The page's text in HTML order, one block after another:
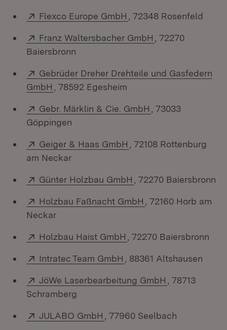
Extern:
Flexco Europe GmbH (Öffnet in neuem
, 72348 Rosenfeld
Extern:
Franz Waltersbacher GmbH (Öffnet in
, 72270
Baiersbronn
Extern:
Gebrüder Dreher Drehteile und Gasfedern
GmbH (Öffnet in neuem Fenster)
, 78592 Egesheim
Extern:
Gebr. Märklin & Cie. GmbH (Öffnet in neuem
, 73033
Göppingen
Extern:
Geiger & Haas GmbH (Öffnet in neuem
, 72108 Rottenburg
am Neckar
Extern:
Günter Holzbau GmbH (Öffnet in neuem
, 72270 Baiersbronn
Extern:
Holzbau Faßnacht GmbH (Öffnet in neuem
, 72160 Horb am
Neckar
Extern:
Holzbau Haist GmbH (Öffnet in neuem
, 72270 Baiersbronn
Extern:
Intratec Team GmbH (Öffnet in neuem
, 88361 Altshausen
Extern:
JöWe Laserbearbeitung GmbH (Öffnet in
, 78713
Schramberg
Extern:
JULABO GmbH (Öffnet in neuem Fenster)
, 77960 Seelbach